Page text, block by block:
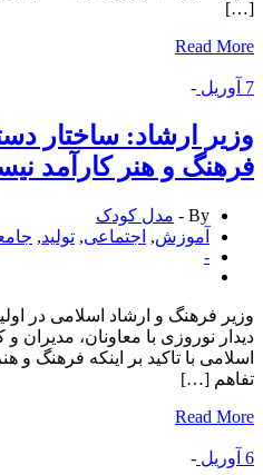
Read
-
ارشاد: ساختار
و هنر کارآمد نیست
By -
مدل کودک
آموزش, اجتماعی,تولید ,جامعه
فرهنگ و ارشاد اسلامی در اولین
نوروزی با معاونان، مدیران و
با تاکید بر اینکه فرهنگ و هنر
[…]
Read
-